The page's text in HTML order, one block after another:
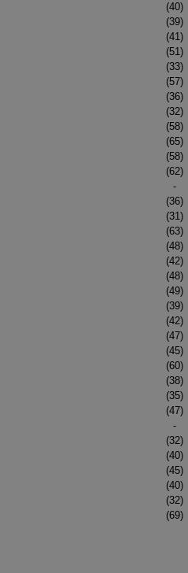
(40)
(39)
(41)
(51)
(33)
(57)
(36)
(32)
(58)
(65)
(58)
(62)
-
(36)
(31)
(63)
(48)
(42)
(48)
(49)
(39)
(42)
(47)
(45)
(60)
(38)
(35)
(47)
-
(32)
(40)
(45)
(40)
(32)
(69)